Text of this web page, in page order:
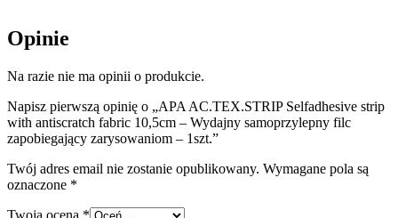
Opinie
Na razie nie ma opinii o produkcie.
Napisz pierwszą opinię o „APA AC.TEX.STRIP Selfadhesive strip
with antiscratch fabric 10,5cm – Wydajny samoprzylepny filc
zapobiegający zarysowaniom – 1szt.”
Twój adres email nie zostanie opublikowany. Wymagane pola są
oznaczone *
Twoja ocena *